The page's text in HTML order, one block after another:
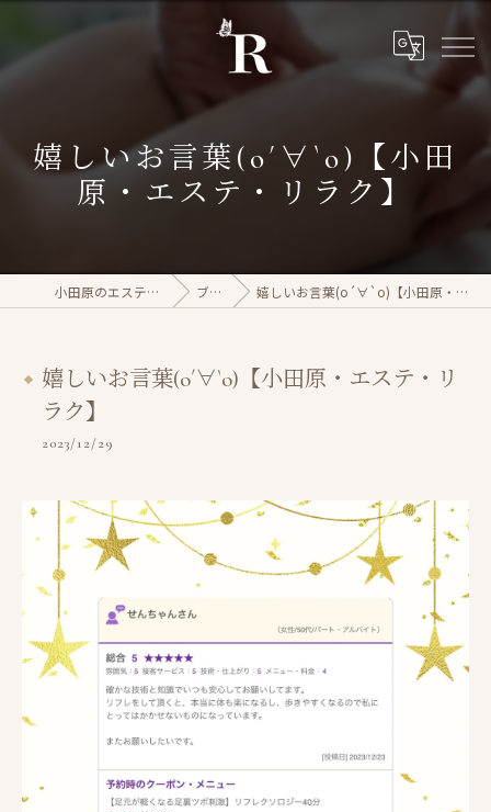
嬉しいお言葉(о´∀`о)【小田
原・エステ・リラク】
小田原のエステならrasera ブログ 嬉しいお言葉(о´∀`о)【小田原・エステ・リラク】
嬉しいお言葉(о´∀`о)【小田原・エステ・リ
ラク】
2023/12/29